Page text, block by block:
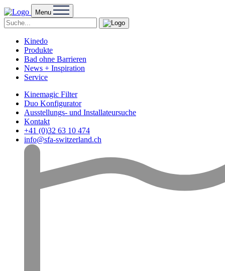
Menu
Kinedo
Produkte
Bad ohne Barrieren
News + Inspiration
Service
Kinemagic Filter
Duo Konfigurator
Ausstellungs- und Installateursuche
Kontakt
+41 (0)32 63 10 474
info@sfa-switzerland.ch